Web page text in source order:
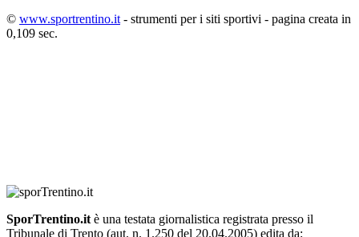
© www.sportrentino.it - strumenti per i siti sportivi - pagina creata in
0,109 sec.
SporTrentino.it è una testata giornalistica registrata presso il
Tribunale di Trento (aut. n. 1.250 del 20.04.2005) edita da: